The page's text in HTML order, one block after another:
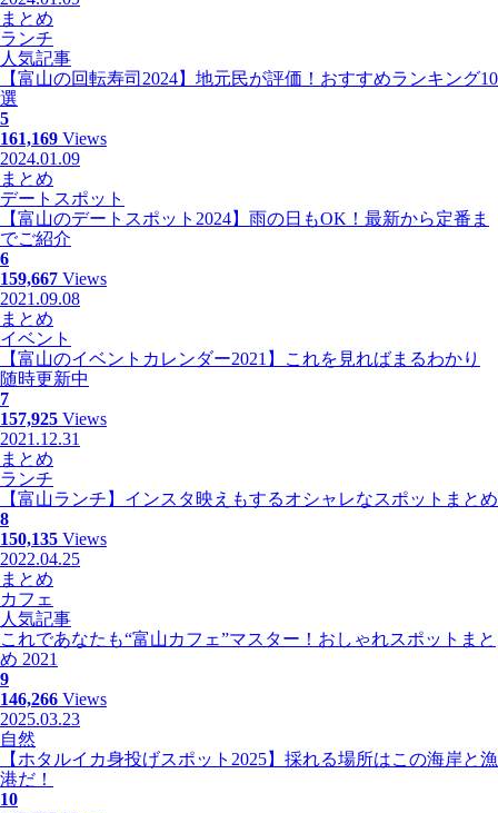
まとめ
ランチ
人気記事
【富山の回転寿司2024】地元民が評価！おすすめランキング10
選
5
161,169 Views
2024.01.09
まとめ
デートスポット
【富山のデートスポット2024】雨の日もOK！最新から定番ま
でご紹介
6
159,667 Views
2021.09.08
まとめ
イベント
【富山のイベントカレンダー2021】これを見ればまるわかり
随時更新中
7
157,925 Views
2021.12.31
まとめ
ランチ
【富山ランチ】インスタ映えもするオシャレなスポットまとめ
8
150,135 Views
2022.04.25
まとめ
カフェ
人気記事
これであなたも“富山カフェ”マスター！おしゃれスポットまと
め 2021
9
146,266 Views
2025.03.23
自然
【ホタルイカ身投げスポット2025】採れる場所はこの海岸と漁
港だ！
10